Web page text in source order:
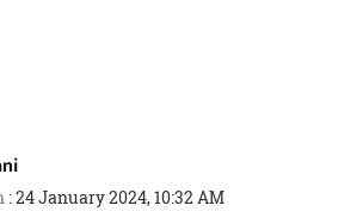
:24 January 2024, 10:32 AM